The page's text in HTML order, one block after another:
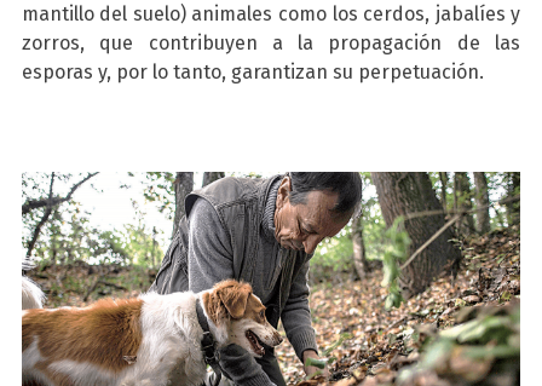
mantillo del suelo) animales como los cerdos, jabalíes y
zorros, que contribuyen a la propagación de las
esporas y, por lo tanto, garantizan su perpetuación.